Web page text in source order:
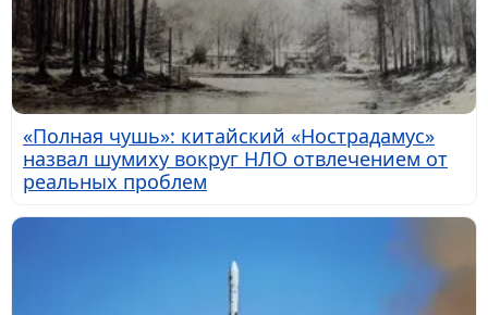
«Полная чушь»: китайский «Нострадамус»
назвал шумиху вокруг НЛО отвлечением от
реальных проблем